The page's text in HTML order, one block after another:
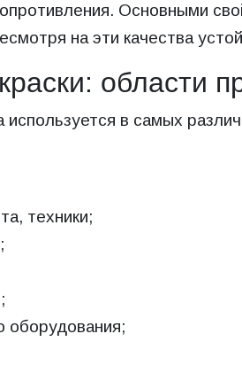
Основными
на эти качества
области
в самых
техники;
оборудования;